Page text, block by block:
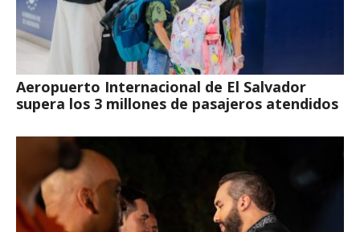
Aeropuerto Internacional de El Salvador
supera los 3 millones de pasajeros atendidos